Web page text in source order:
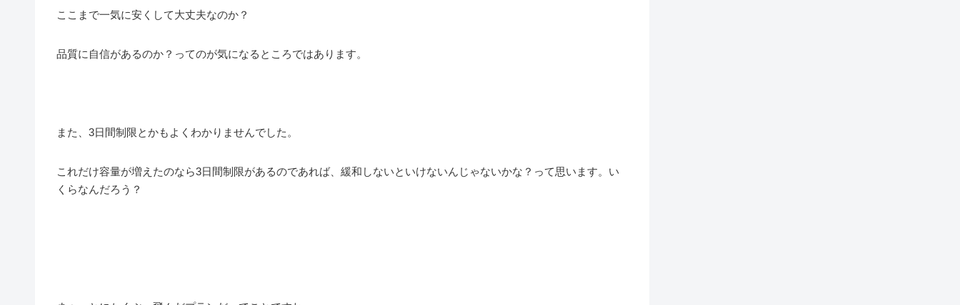
ここまで一気に安くして大丈夫なのか？
品質に自信があるのか？ってのが気になるところではあります。
また、3日間制限とかもよくわかりませんでした。
これだけ容量が増えたのなら3日間制限があるのであれば、緩和しないといけないんじゃないかな？って思います。い
くらなんだろう？